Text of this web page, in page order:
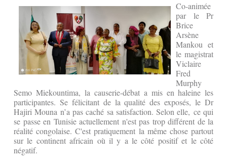
Co-animée
par le Pr
Brice
Arsène
Mankou et
le magistrat
Viclaire
Fred
Murphy
Semo Miekountima, la causerie-débat a mis en haleine les
participantes. Se félicitant de la qualité des exposés, le Dr
Hajiri Mouna n’a pas caché sa satisfaction. Selon elle, ce qui
se passe en Tunisie actuellement n'est pas trop différent de la
réalité congolaise. C'est pratiquement la même chose partout
sur le continent africain où il y a le côté positif et le côté
négatif.